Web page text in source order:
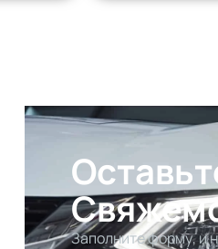
Заполните форму, и